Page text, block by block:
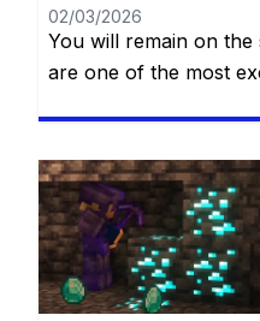
02/03/2026
You will remain on the
are one of the most
the game more fun
dream of having more
everyone wants—or
The good […]